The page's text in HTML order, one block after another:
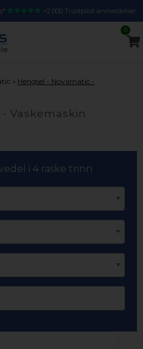
>2.000 Trustpilot anmeldelser
0
» Hengsel - Novamatic -
Vaskemaskin
i 4 raske trinn